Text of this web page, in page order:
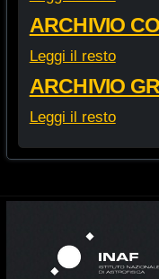
ARCHIVIO
Leggi il resto
ARCHIVIO
Leggi il resto